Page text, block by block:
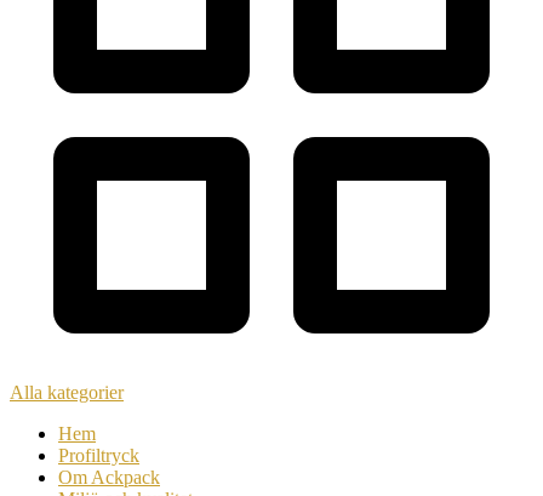
Alla kategorier
Hem
Profiltryck
Om Ackpack